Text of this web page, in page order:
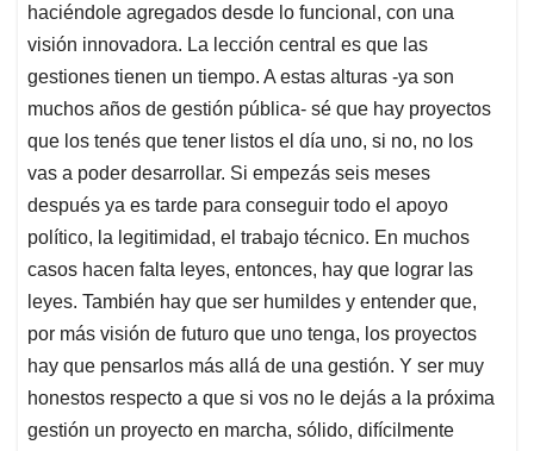
haciéndole agregados desde lo funcional, con una
visión innovadora. La lección central es que las
gestiones tienen un tiempo. A estas alturas -ya son
muchos años de gestión pública- sé que hay proyectos
que los tenés que tener listos el día uno, si no, no los
vas a poder desarrollar. Si empezás seis meses
después ya es tarde para conseguir todo el apoyo
político, la legitimidad, el trabajo técnico. En muchos
casos hacen falta leyes, entonces, hay que lograr las
leyes. También hay que ser humildes y entender que,
por más visión de futuro que uno tenga, los proyectos
hay que pensarlos más allá de una gestión. Y ser muy
honestos respecto a que si vos no le dejás a la próxima
gestión un proyecto en marcha, sólido, difícilmente